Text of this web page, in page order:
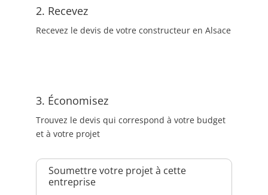
2. Recevez
Recevez le devis de votre constructeur en Alsace
3. Économisez
Trouvez le devis qui correspond à votre budget
et à votre projet
Soumettre votre projet à cette
entreprise